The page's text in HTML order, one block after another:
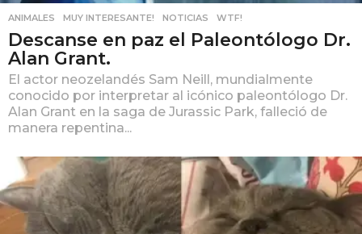
ANIMALES ,MUY INTERESANTE! ,NOTICIAS ,WTF!
Descanse en paz el Paleontólogo Dr.
Alan Grant.
El actor neozelandés Sam Neill, mundialmente
conocido por interpretar al icónico paleontólogo Dr.
Alan Grant en la saga de Jurassic Park, falleció de
manera repentina...